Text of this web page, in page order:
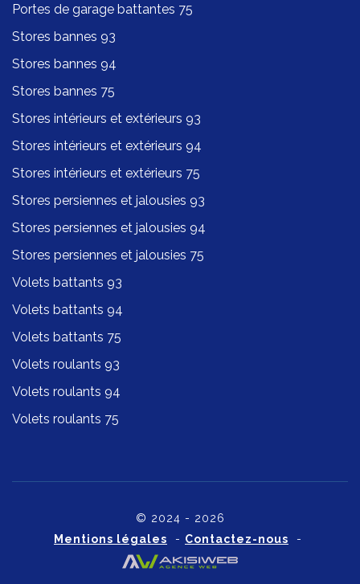
Portes de garage battantes 75
Stores bannes 93
Stores bannes 94
Stores bannes 75
Stores intérieurs et extérieurs 93
Stores intérieurs et extérieurs 94
Stores intérieurs et extérieurs 75
Stores persiennes et jalousies 93
Stores persiennes et jalousies 94
Stores persiennes et jalousies 75
Volets battants 93
Volets battants 94
Volets battants 75
Volets roulants 93
Volets roulants 94
Volets roulants 75
© 2024 - 2026
Mentions légales - Contactez-nous -